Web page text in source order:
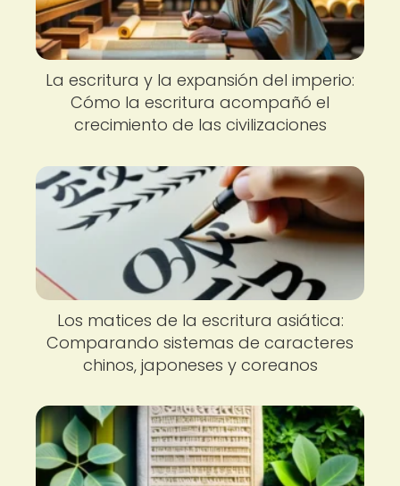
La escritura y la expansión del imperio:
Cómo la escritura acompañó el
crecimiento de las civilizaciones
Los matices de la escritura asiática:
Comparando sistemas de caracteres
chinos, japoneses y coreanos